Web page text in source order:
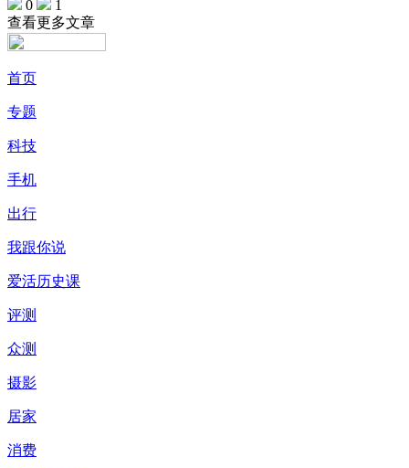
0
1
查看更多文章
首页
专题
科技
手机
出行
我跟你说
爱活历史课
评测
众测
摄影
居家
消费